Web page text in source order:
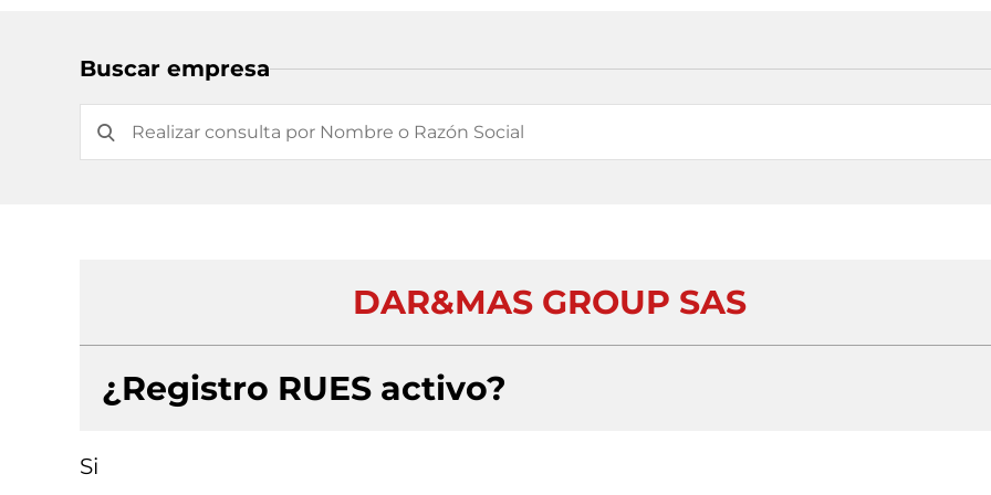
Buscar empresa
DAR&MAS GROUP SAS
¿Registro RUES activo?
Si